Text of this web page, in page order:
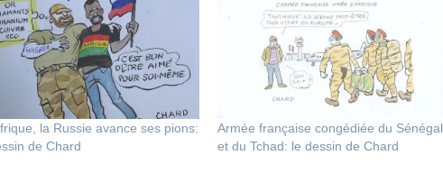
la Russie avance ses pions:
de Chard
Armée française congédiée du Sénégal
et du Tchad: le dessin de Chard